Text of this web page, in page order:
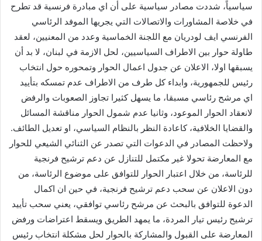
سياسياً، شددت مصادر سياسية على أن اي مبادرة فرنسية قد تطرح
في خلاصة المشاورات والاتصالات التي يجريها الموفد الرئاسي
الفرنسي ايف لودريان مع اللجنة الخماسية وعدد من المعنيين، لعقد
طاولة حوار بين الاطراف السياسيين، لحل الازمة في لبنان، لا بد أن
يسبقها اولا، الاعلان عن جدول اعمال الحوار وتمحوره حول انتخاب
رئيس للجمهورية، وابداء كل طرف من الاطراف عدم تمسكه بتأييد
اي مرشح رئاسي مسبقا، ما يسهل كثيرا تجاوز الصعوبات والرفض
لانعقاد الحوار الموعود، وثانيا عدم شمول الحوار مناقشة المسائل
والقضايا الخلافية، كاعادة النظر بالنظام السياسي، او تعديل الطائف.
ولاحظت المصادر في الدعوات التي تصدر عن الثنائي الشيعي للحوار
مع المعارضة تحولا غير مكتمل للتنازل عن دعم ترشيح فرنجية
للرئاسة، من خلال اعتبار الحوار للتوافق على موضوع الرئاسة، من
دون الاعلان عن سحب دعم ترشيح فرنجية، في حين ان اكمال
الدعوة للتوافق بالبحث عن مرشح رئاسي توافقي، يعني سحب تأييد
ترشيح رئيس تيار المردة، ما يمهد الطريق ويسقط اعتراضات ورفض
المعارضة على القبول والمشاركة بالحوار لحل مشكلة انتخاب رئيس